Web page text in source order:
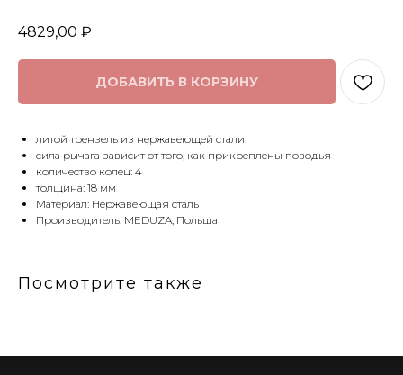
4829,00 ₽
ДОБАВИТЬ В КОРЗИНУ
литой трензель из нержавеющей стали
сила рычага зависит от того, как прикреплены поводья
количество колец: 4
толщина: 18 мм
Материал: Нержавеющая сталь
Производитель: MEDUZA, Польша
Посмотрите также